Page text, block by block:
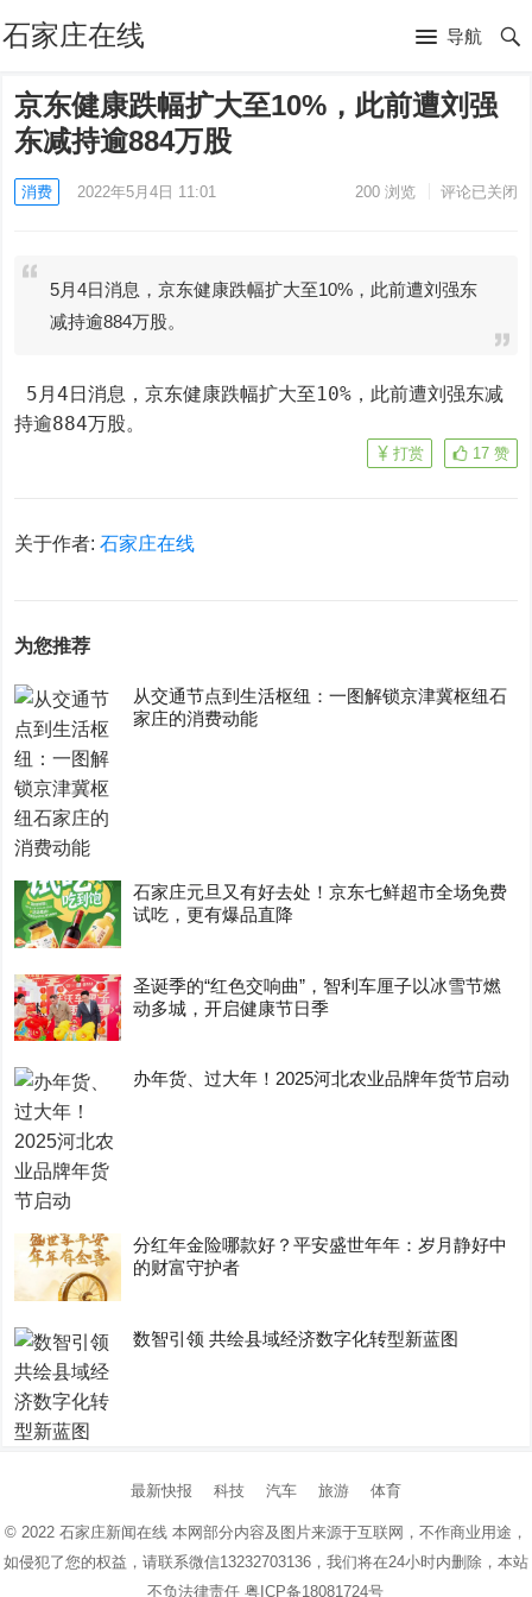
石家庄在线 导航
京东健康跌幅扩大至10%，此前遭刘强
东减持逾884万股
消费 2022年5月4日 11:01 200浏览 评论已关闭
5月4日消息，京东健康跌幅扩大至10%，此前遭刘强东
减持逾884万股。
持逾884万股。
17 赞
打赏
关于作者:石家庄在线
为您推荐
从交通节点到生活枢纽：一图解锁京津冀枢纽石
家庄的消费动能
石家庄元旦又有好去处！京东七鲜超市全场免费
试吃，更有爆品直降
圣诞季的“红色交响曲”，智利车厘子以冰雪节燃
动多城，开启健康节日季
办年货、过大年！2025河北农业品牌年货节启动
分红年金险哪款好？平安盛世年年：岁月静好中
的财富守护者
数智引领 共绘县域经济数字化转型新蓝图
最新快报 科技 汽车 旅游 体育
© 2022 石家庄新闻在线本网部分内容及图片来源于互联网，不作商业用途，
如侵犯了您的权益，请联系微信13232703136，我们将在24小时内删除，本站
不负法律责任粤ICP备18081724号